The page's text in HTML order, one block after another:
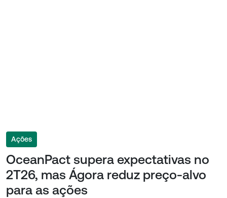
Ações
OceanPact supera expectativas no
2T26, mas Ágora reduz preço-alvo
para as ações